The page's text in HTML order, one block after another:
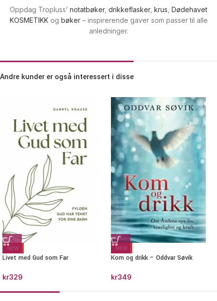
Oppdag Tropluss’ notatbøker, drikkeflasker, krus Dødehavet
KOSMETIKKog bøker– inspirerende gaver som passer til alle
anledninger.
Andre kunder er også interessert i disse
NEW
Livet med Gud som Far
kr329
NEW
Kom og drikk – Oddvar Søvik
kr349